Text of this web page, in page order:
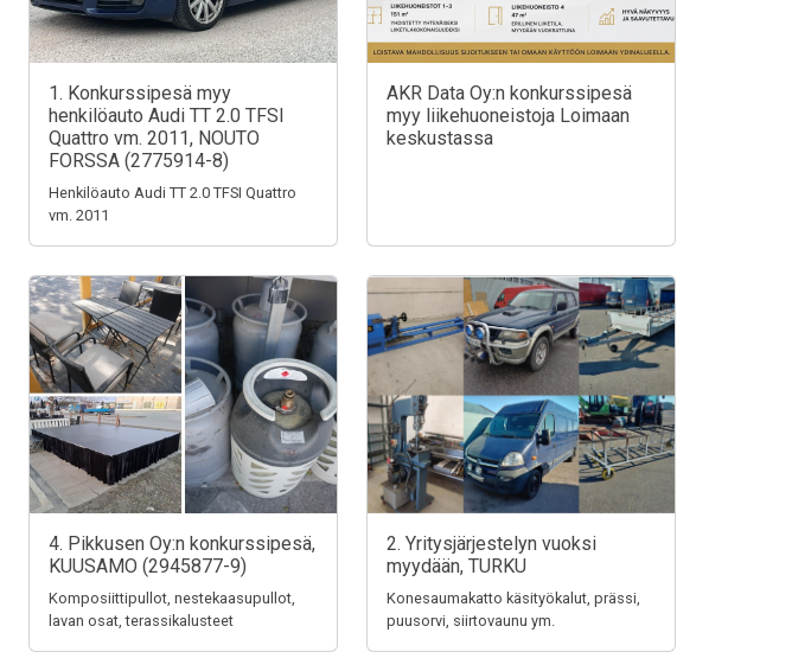
1. Konkurssipesä myy
henkilöauto Audi TT 2.0 TFSI
Quattro vm. 2011, NOUTO
FORSSA (2775914-8)
Henkilöauto Audi TT 2.0 TFSI Quattro
vm. 2011
AKR Data Oy:n konkurssipesä
myy liikehuoneistoja Loimaan
keskustassa
4. Pikkusen Oy:n konkurssipesä,
KUUSAMO (2945877-9)
Komposiittipullot, nestekaasupullot,
lavan osat, terassikalusteet
2. Yritysjärjestelyn vuoksi
myydään, TURKU
Konesaumakatto käsityökalut, prässi,
puusorvi, siirtovaunu ym.